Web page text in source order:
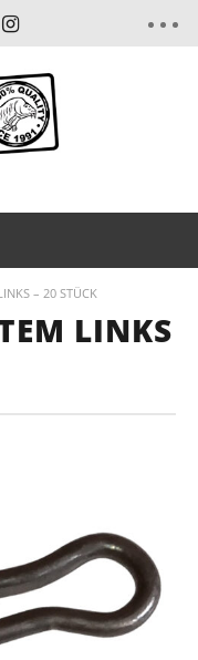
– 20 STÜCK
LINKS